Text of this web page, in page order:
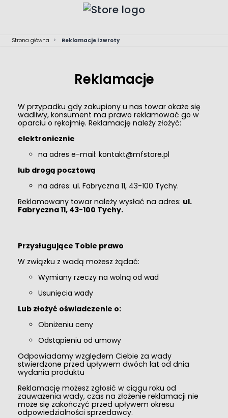
Strona główna > Reklamacje i zwroty
Reklamacje
W przypadku gdy zakupiony u nas towar okaże się
wadliwy, konsument ma prawo reklamować go w
oparciu o rękojmię. Reklamację należy złożyć:
elektronicznie
na adres e-mail: kontakt@mfstore.pl
lub drogą pocztową
na adres: ul. Fabryczna 11, 43-100 Tychy.
Reklamowany towar należy wysłać na adres: ul.
Fabryczna 11, 43-100 Tychy.
Przysługujące Tobie prawo
W związku z wadą możesz żądać:
Wymiany rzeczy na wolną od wad
Usunięcia wady
Lub złożyć oświadczenie o:
Obniżeniu ceny
Odstąpieniu od umowy
Odpowiadamy względem Ciebie za wady
stwierdzone przed upływem dwóch lat od dnia
wydania produktu
Reklamację możesz zgłosić w ciągu roku od
zauważenia wady, czas na złożenie reklamacji nie
może się zakończyć przed upływem okresu
odpowiedzialności sprzedawcy.